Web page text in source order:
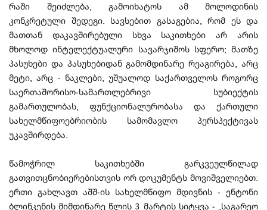
რაში შეიძლება, გამოიხატოს ამ მოლოდინის
კონკრეტული შედეგი. სავსებით გასაგებია, რომ ეს და
მათთან დაკავშირებული სხვა საკითხები არ არის
მხოლოდ ინტელექტუალური სავარჯიშოს სფერო; მათზე
პასუხები და პასუხებიდან გამომდინარე რეაგირება, არც
მეტი, არც - ნაკლები, უშუალოდ საქართველოს როგორც
საერთაშორისო-სამართლებრივი სუბიექტის
გამართულობას, ფუნქციონალურობასა და ქართული
სახელმწიფოებრიობის სამომავლო პერსპექტივას
უკავშირდება.
წამოჭრილ საკითხებში გარკვეულწილად
გათვითცნობიერებისთვის ორ დოკუმენტს მოვიშველიებთ:
ერთი გახლავთ აშშ-ის სახელმწიფო მდივნის - ენტონი
ბლინკენის მიმდინარე წლის 3 მარტის სიტყვა - „საგარეო